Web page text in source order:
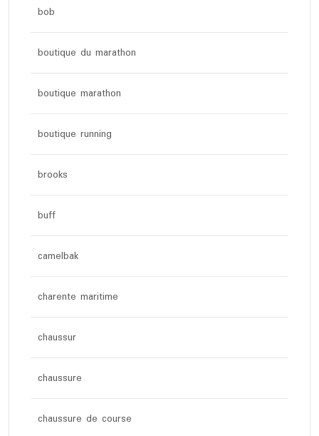
bob
boutique du marathon
boutique marathon
boutique running
brooks
buff
camelbak
charente maritime
chaussur
chaussure
chaussure de course